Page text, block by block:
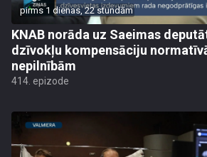
pirms 1 dienas, 22 stundām
KNAB norāda uz Saeimas
dzīvokļu kompensāciju
nepilnībām
414. epizode